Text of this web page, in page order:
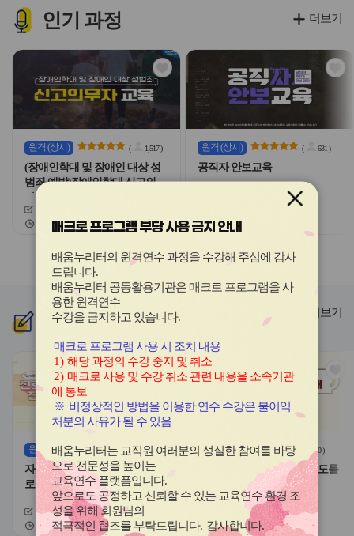
콘
콘
인기 과정
관
심
아
이
콘
원격 (상시) ( 1,517)
(장애인학대 및 장애인 대상 성
범죄 예방)장애인학대 신고의무
자 교육
교육기간
26.03.03 ~ 26.12.20
관
심
원격 (상시) ( 631)
공직자 안보교육
26.02.03 ~ 26.12.20
교육기간
슬
라
이
드
버
튼
이
전
슬
라
이
드
다
음
더보기
신규과정
관
심
이
콘
원격 (상시) ( 0)
자기주도적 진로개발 역량과 진
로학습 유형
신청기간
26.08.03 ~ 26.12.20
교육기간
26.08.03 ~ 26.12.20
관
심
아
원격(상시) 0)
대한민국 새내기 유권자 지도를
위한 학생 선거교육의 이해
26.07.20 ~ 26.12.20
교육기간
26.07.20 ~ 26.12.20
더보기
매크로 프로그램 부당 사용 금지 안내
배움누리터의 원격연수 과정을 수강해 주심에 감사
드립니다.
배움누리터 공동활용기관은 매크로 프로그램을 사
용한원격연수
수강을 금지하고 있습니다.
매크로 프로그램 사용 시 조치 내용
1) 해당 과정의 수강 중지 및 취소
2) 매크로 사용 및 수강 취소 관련 내용을 소속기관
에 통보
※ 비정상적인 방법을 이용한 연수 수강은 불이익
처분의 사유가 될 수 있음
배움누리터는 교직원 여러분의 성실한 참여를 바탕
으로 전문성을 높이는
교육연수 플랫폼입니다.
앞으로도 공정하고 신뢰할 수 있는 교육연수 환경 조
성을 위해 회원님의
적극적인 협조를 부탁드립니다. 감사합니다.